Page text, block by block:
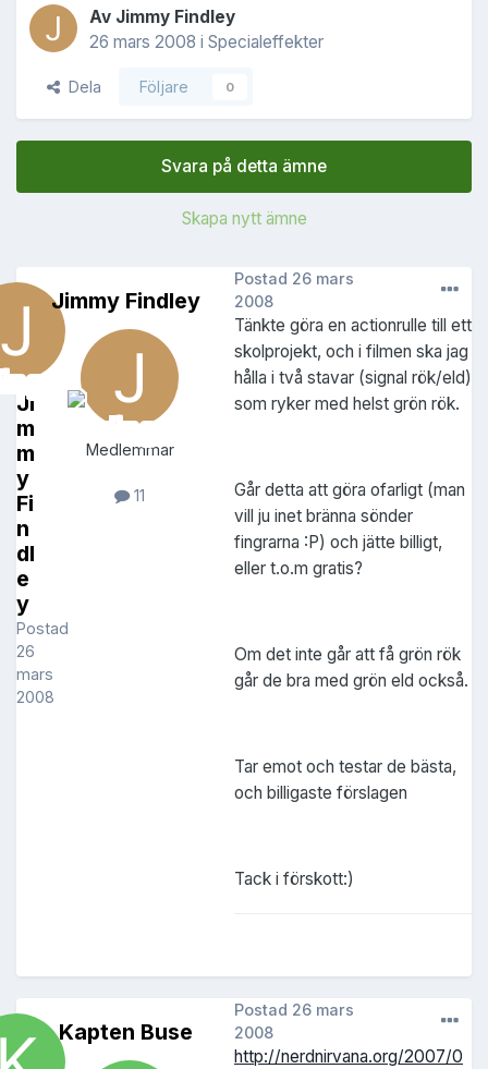
Av Jimmy Findley
26 mars 2008 i Specialeffekter
Dela Följare 0
Svara på detta ämne
Skapa nytt ämne
Ji
m
m
y
Fi
n
dl
e
y
Postad
26
mars
2008
Jimmy Findley
Medlemmar
11
Postad 26 mars
2008
Tänkte göra en actionrulle till ett
skolprojekt, och i filmen ska jag
hålla i två stavar (signal rök/eld)
som ryker med helst grön rök.
Går detta att göra ofarligt (man
vill ju inet bränna sönder
fingrarna :P) och jätte billigt,
eller t.o.m gratis?
Om det inte går att få grön rök
går de bra med grön eld också.
Tar emot och testar de bästa,
och billigaste förslagen
Tack i förskott:)
Kapten Buse
Postad 26 mars
2008
http://nerdnirvana.org/2007/0